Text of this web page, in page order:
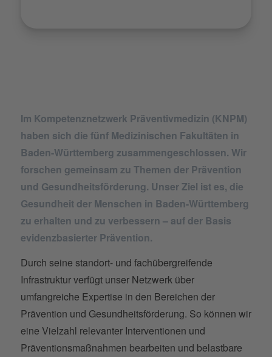
Im Kompetenznetzwerk Präventivmedizin (KNPM)
haben sich die fünf Medizinischen Fakultäten in
Baden-Württemberg zusammengeschlossen. Wir
forschen gemeinsam zu Themen der Prävention
und Gesundheitsförderung. Unser Ziel ist es, die
Gesundheit der Menschen in Baden-Württemberg
zu erhalten und zu verbessern – auf der Basis
evidenzbasierter Prävention.
Durch seine standort- und fachübergreifende
Infrastruktur verfügt unser Netzwerk über
umfangreiche Expertise in den Bereichen der
Prävention und Gesundheitsförderung. So können wir
eine Vielzahl relevanter Interventionen und
Präventionsmaßnahmen bearbeiten und belastbare